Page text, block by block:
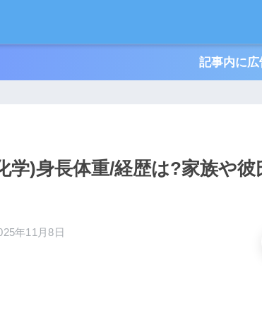
記事内に
学)身長体重/経歴は?家族や
年11月8日